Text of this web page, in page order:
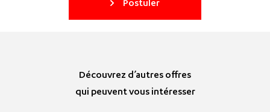
Postuler
Découvrez d’autres offres
qui peuvent vous intéresser